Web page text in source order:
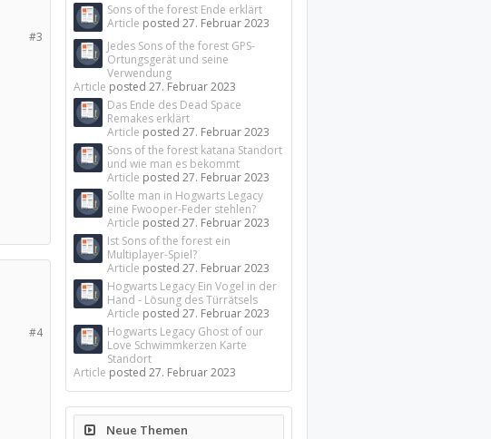
#3
#4
Sons of the forest Ende erklärt
Article posted27. Februar 2023
Jedes Sons of the forest GPS-
Ortungsgerät und seine
Verwendung
Article posted27. Februar 2023
Das Ende des Dead Space
Remakes erklärt
Article posted27. Februar 2023
Sons of the forest katana Standort
und wie man es bekommt
Article posted27. Februar 2023
Sollte man in Hogwarts Legacy
eine Fwooper-Feder stehlen?
Article posted27. Februar 2023
Ist Sons of the forest ein
Multiplayer-Spiel?
Article posted27. Februar 2023
Hogwarts Legacy Ein Vogel in der
Hand - Lösung des Türrätsels
Article posted27. Februar 2023
Hogwarts Legacy Ghost of our
Love Schwimmkerzen Karte
Standort
Article posted27. Februar 2023
Neue Themen